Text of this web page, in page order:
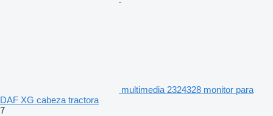
multimedia 2324328 monitor para
DAF XG cabeza tractora
7